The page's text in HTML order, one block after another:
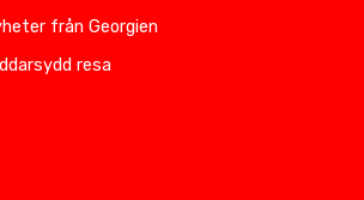
från Georgien
resa